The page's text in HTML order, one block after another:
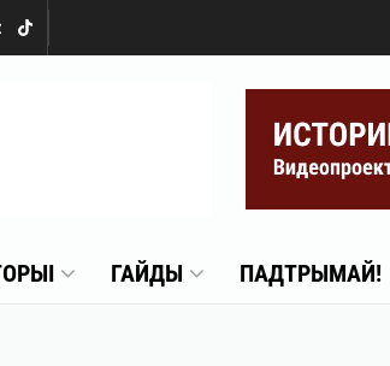
ГАЙДЫ ПАДТРЫМАЙ!